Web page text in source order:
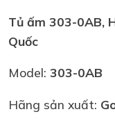
Tủ ấm 303-0AB,
Quốc
Model: 303-0AB
Hãng sản xuất: